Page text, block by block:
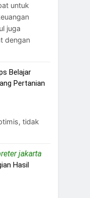
untuk
juga
dengan
Belajar
Pertanian
tidak
jakarta
Hasil